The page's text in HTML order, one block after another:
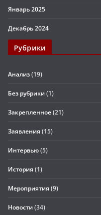
Январь 2025
Декабрь 2024
Рубрики
Анализ(19)
Без рубрики(1)
Закрепленное(21)
Заявления (15)
Интервью(5)
История (1)
Мероприятия (9)
Новости(34)